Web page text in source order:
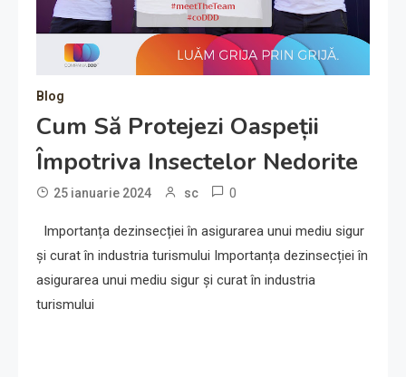
Blog
Cum Să Protejezi Oaspeții
Împotriva Insectelor Nedorite
25 ianuarie 2024 sc 0
Importanța dezinsecției în asigurarea unui mediu sigur
și curat în industria turismului Importanța dezinsecției în
asigurarea unui mediu sigur și curat în industria
turismului